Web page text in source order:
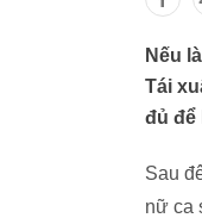
Nếu
Tái
đủ để
Sau
nữ ca